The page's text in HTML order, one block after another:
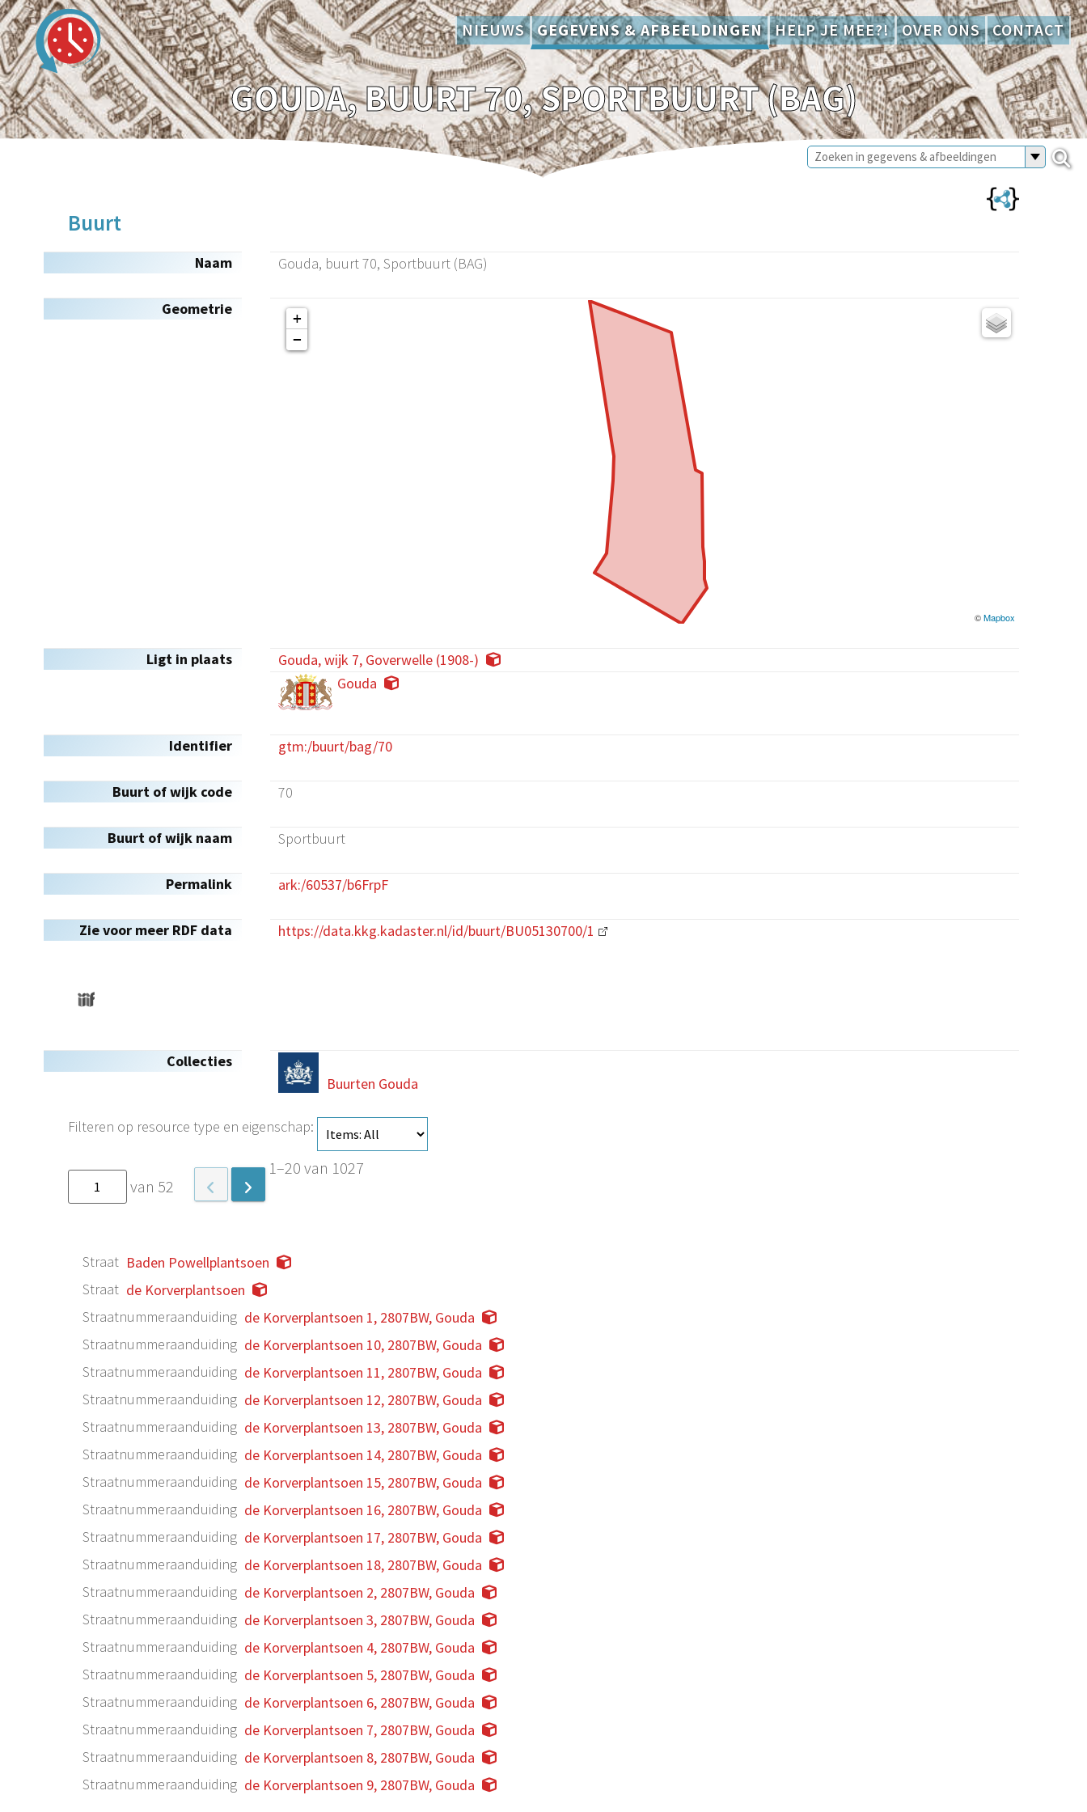
NIEUWS GEGEVENS & AFBEELDINGEN HELP JE MEE?! OVER ONS CONTACT
GOUDA, BUURT 70, SPORTBUURT (BAG)
Buurt
Naam Gouda, buurt 70, Sportbuurt (BAG)
Geometrie
+
−
©Mapbox
Ligt in plaats
Gouda, wijk 7, Goverwelle (1908-)
Gouda
Identifier gtm:/buurt/bag/70
Buurt of wijk code 70
Buurt of wijk naam Sportbuurt
Permalink ark:/60537/b6FrpF
Zie voor meer RDF data https://data.kkg.kadaster.nl/id/buurt/BU05130700/1
Collecties
Buurten Gouda
Filteren op resource type en eigenschap:
van 52
1–20 van 1027
Straat Baden Powellplantsoen
Straat de Korverplantsoen
Straatnummeraanduiding de Korverplantsoen 1, 2807BW, Gouda
Straatnummeraanduiding de Korverplantsoen 10, 2807BW, Gouda
Straatnummeraanduiding de Korverplantsoen 11, 2807BW, Gouda
Straatnummeraanduiding de Korverplantsoen 12, 2807BW, Gouda
Straatnummeraanduiding de Korverplantsoen 13, 2807BW, Gouda
Straatnummeraanduiding de Korverplantsoen 14, 2807BW, Gouda
Straatnummeraanduiding de Korverplantsoen 15, 2807BW, Gouda
Straatnummeraanduiding de Korverplantsoen 16, 2807BW, Gouda
Straatnummeraanduiding de Korverplantsoen 17, 2807BW, Gouda
Straatnummeraanduiding de Korverplantsoen 18, 2807BW, Gouda
Straatnummeraanduiding de Korverplantsoen 2, 2807BW, Gouda
Straatnummeraanduiding de Korverplantsoen 3, 2807BW, Gouda
Straatnummeraanduiding de Korverplantsoen 4, 2807BW, Gouda
Straatnummeraanduiding de Korverplantsoen 5, 2807BW, Gouda
Straatnummeraanduiding de Korverplantsoen 6, 2807BW, Gouda
Straatnummeraanduiding de Korverplantsoen 7, 2807BW, Gouda
Straatnummeraanduiding de Korverplantsoen 8, 2807BW, Gouda
Straatnummeraanduiding de Korverplantsoen 9, 2807BW, Gouda